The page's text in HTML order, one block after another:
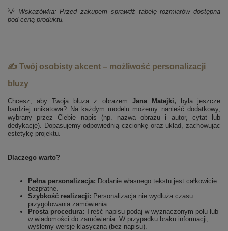
💡
Wskazówka: Przed zakupem sprawdź tabelę rozmiarów dostępną
pod ceną produktu.
✍️ Twój osobisty akcent – możliwość personalizacji
bluzy
Chcesz, aby Twoja bluza z obrazem Jana Matejki, była jeszcze
bardziej unikatowa? Na każdym modelu możemy nanieść dodatkowy,
wybrany przez Ciebie napis (np. nazwa obrazu i autor, cytat lub
dedykację). Dopasujemy odpowiednią czcionkę oraz układ, zachowując
estetykę projektu.
Dlaczego warto?
Pełna personalizacja: Dodanie własnego tekstu jest całkowicie
bezpłatne.
Szybkość realizacji: Personalizacja nie wydłuża czasu
przygotowania zamówienia.
Prosta procedura: Treść napisu podaj w wyznaczonym polu lub
w wiadomości do zamówienia. W przypadku braku informacji,
wyślemy wersję klasyczną (bez napisu).